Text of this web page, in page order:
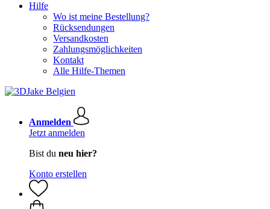
Hilfe
Wo ist meine Bestellung?
Rücksendungen
Versandkosten
Zahlungsmöglichkeiten
Kontakt
Alle Hilfe-Themen
Anmelden
Jetzt anmelden
Bist du neu hier?
Konto erstellen